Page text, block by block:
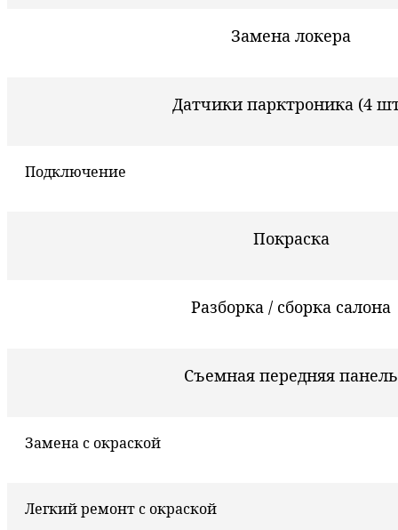
Замена локера
Датчики парктроника (4
Подключение
Покраска
Разборка / сборка салона
Съемная передняя панель
Замена с окраской
Легкий ремонт с окраской